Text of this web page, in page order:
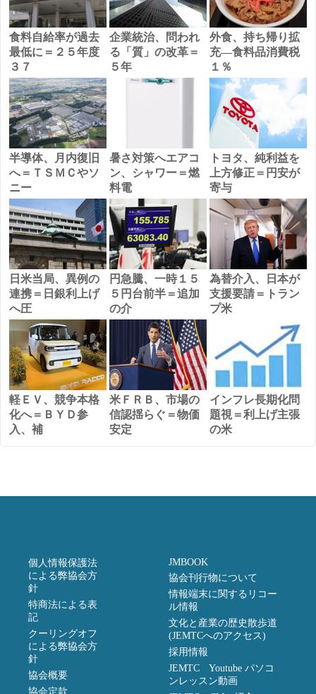
食料自給率が過去
最低に＝２５年度
３７
企業統治、問われ
る「質」の改革＝
５年
外食、持ち帰り拡
充―食料品消費税
１％
半導体、月内復旧
へ＝ＴＳＭＣやソ
ニー
暑さ対策へエアコ
ン、シャワー＝燃
料電
トヨタ、純利益を
上方修正＝円安が
寄与
日米当局、異例の
連携＝日銀利上げ
へ圧
円急騰、一時１５
５円台前半＝追加
の介
為替介入、日本が
支援要請＝トラン
プ米
軽ＥＶ、競争本格
化へ＝ＢＹＤ参
入、補
米ＦＲＢ、市場の
信認揺らぐ＝物価
安定
インフレ長期化問
題視＝利上げ主張
の米
個人情報保護法
による弊協会方
針
特商法による表
記
クーリングオフ
による弊協会方
針
協会概要
協会定款
JMBOOK
協会刊行物について
情報端末に関するリコー
ル情報
文化と産業の歴史散歩道
(JEMTCへのアクセス)
採用情報
JEMTC Youtube パソコ
ンレッスン動画